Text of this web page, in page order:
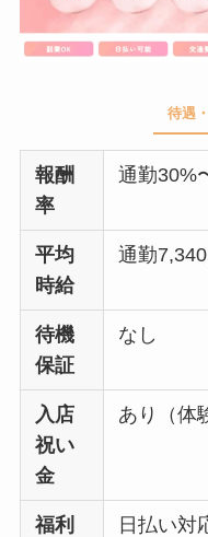
待遇
報酬
率
通勤30%
平均
時給
通勤
待機
保証
なし
入店
祝い
金
あり（体
福利
日払い対